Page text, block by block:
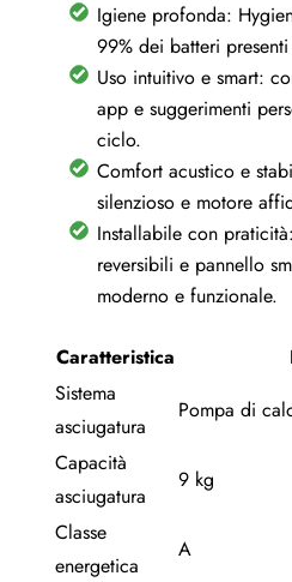
Igiene profonda:
99% dei batteri
Uso intuitivo e smart:
app e suggerimenti
ciclo.
Comfort acustico e
silenzioso e motore
Installabile con
reversibili e pannello
moderno e funzionale.
Caratteristica
Sistema
asciugatura
Pompa di
Capacità
asciugatura
9 kg
Classe
energetica
A